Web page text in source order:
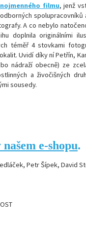
filmu, jenž
A co nebylo
doplnila originálními
téměř 4 stovkami
Uvidí díky ní Petřín,
nádraží obecně) ze
a živočišných
sousedy.
e-shopu.
Petr Šípek, David